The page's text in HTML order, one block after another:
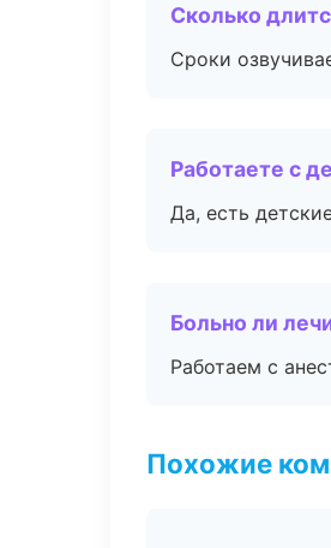
Сколько
Сроки
Работаете с
Да, есть
Больно ли
Работаем с
Похожие